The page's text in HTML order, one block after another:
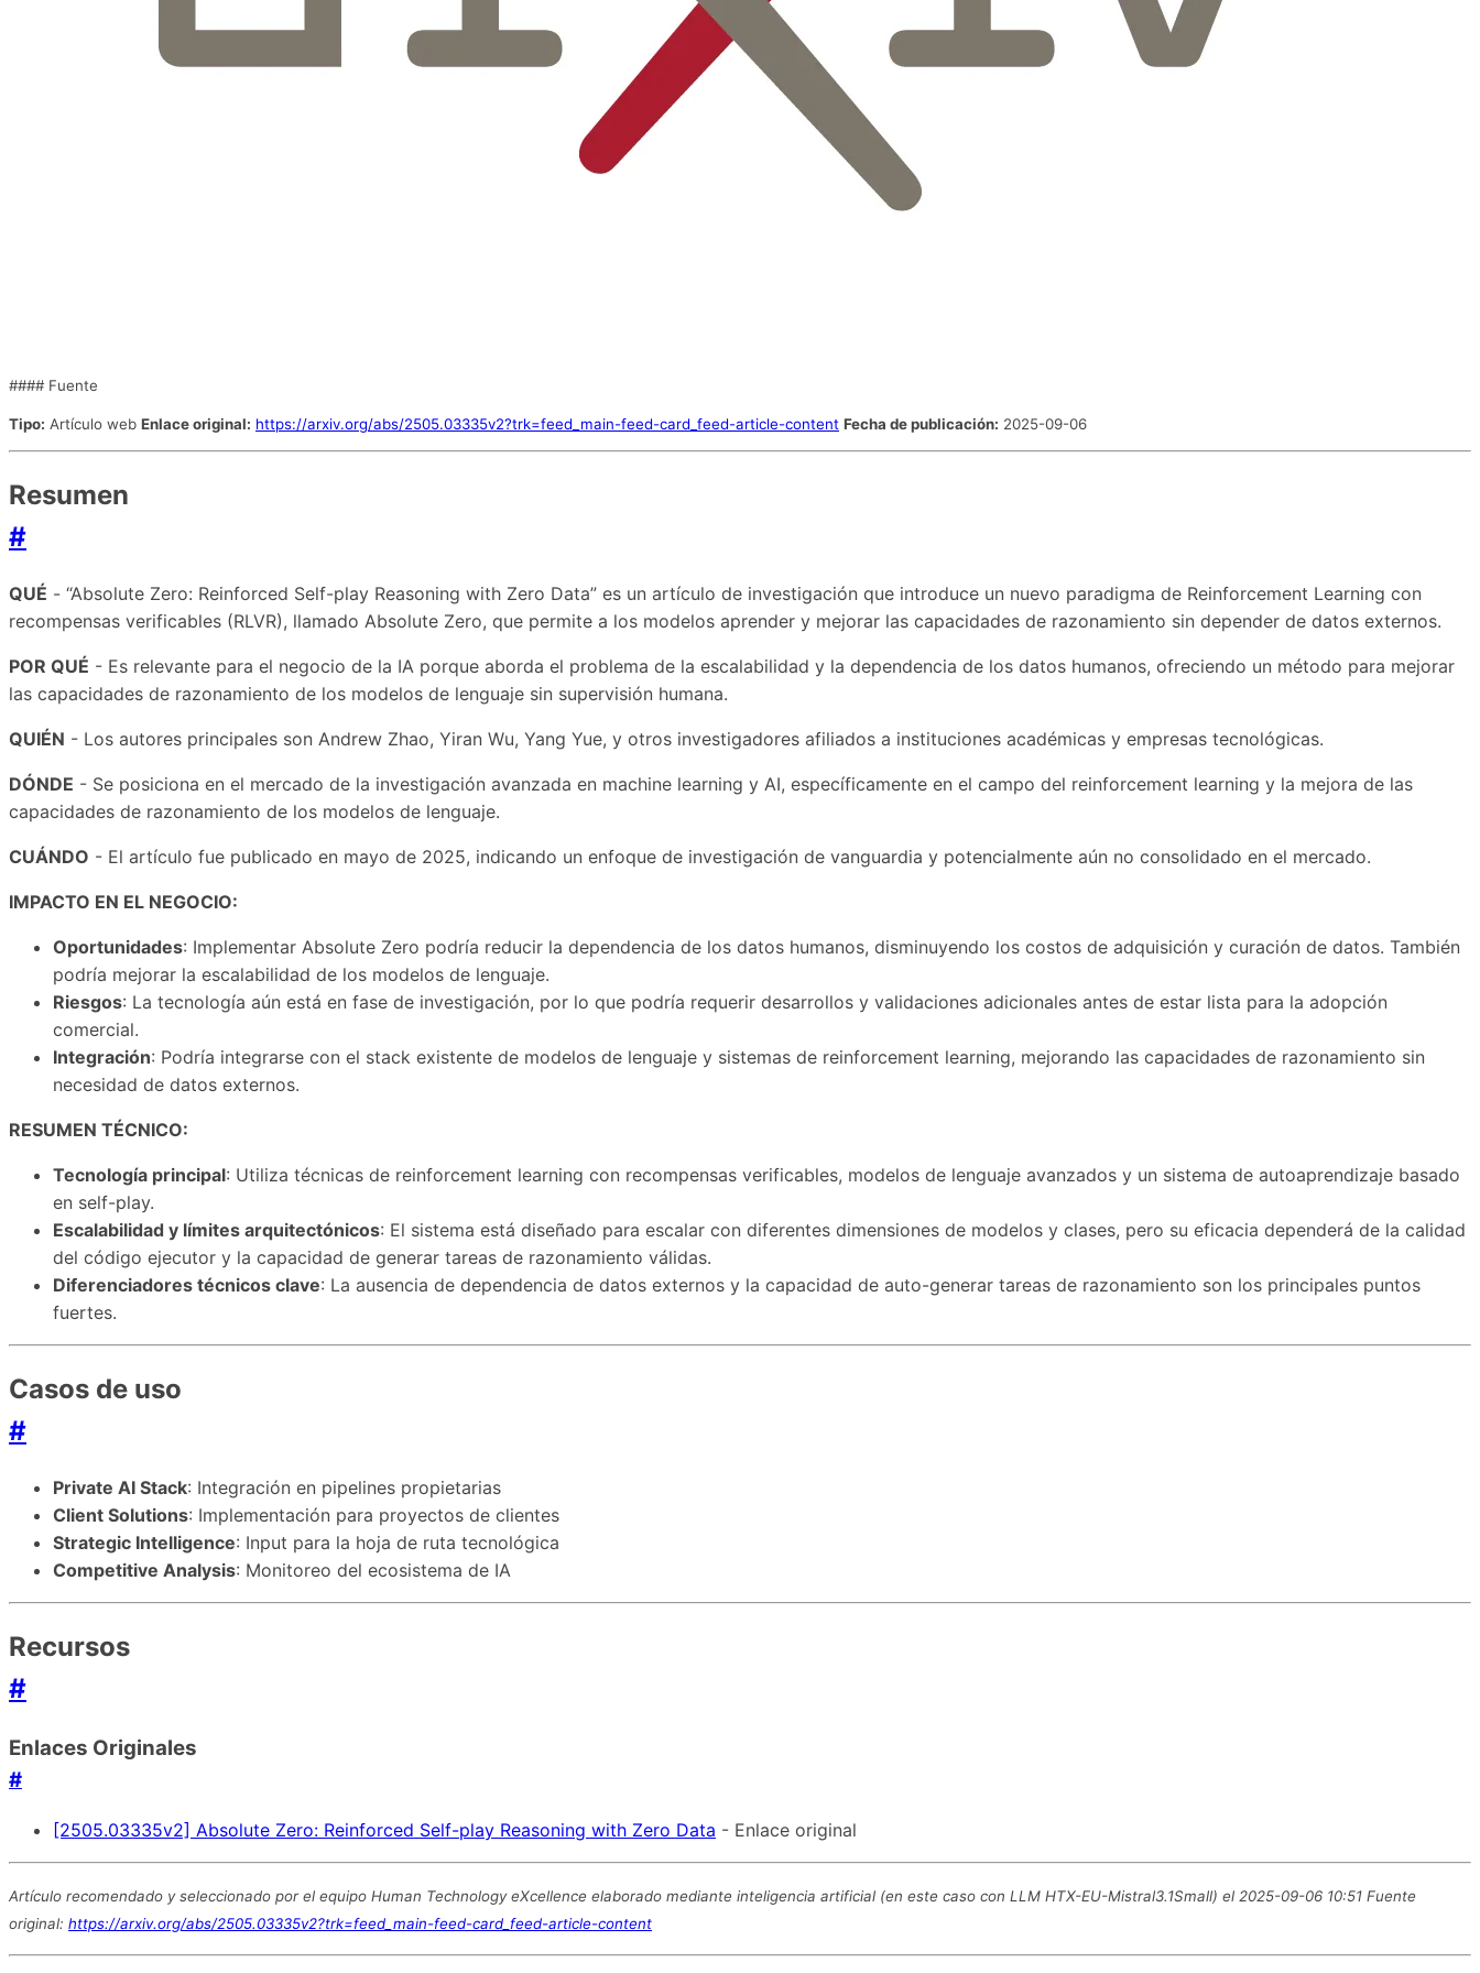
#### Fuente
Tipo: Artículo web Enlace original: https://arxiv.org/abs/2505.03335v2?trk=feed_main-feed-card_feed-article-content Fecha de publicación: 2025-09-06
Resumen
#
QUÉ - “Absolute Zero: Reinforced Self-play Reasoning with Zero Data” es un artículo de investigación que introduce un nuevo paradigma de Reinforcement Learning con
recompensas verificables (RLVR), llamado Absolute Zero, que permite a los modelos aprender y mejorar las capacidades de razonamiento sin depender de datos externos.
POR QUÉ - Es relevante para el negocio de la IA porque aborda el problema de la escalabilidad y la dependencia de los datos humanos, ofreciendo un método para mejorar
las capacidades de razonamiento de los modelos de lenguaje sin supervisión humana.
QUIÉN - Los autores principales son Andrew Zhao, Yiran Wu, Yang Yue, y otros investigadores afiliados a instituciones académicas y empresas tecnológicas.
DÓNDE - Se posiciona en el mercado de la investigación avanzada en machine learning y AI, específicamente en el campo del reinforcement learning y la mejora de las
capacidades de razonamiento de los modelos de lenguaje.
CUÁNDO - El artículo fue publicado en mayo de 2025, indicando un enfoque de investigación de vanguardia y potencialmente aún no consolidado en el mercado.
IMPACTO EN EL NEGOCIO:
Oportunidades: Implementar Absolute Zero podría reducir la dependencia de los datos humanos, disminuyendo los costos de adquisición y curación de datos. También
podría mejorar la escalabilidad de los modelos de lenguaje.
Riesgos: La tecnología aún está en fase de investigación, por lo que podría requerir desarrollos y validaciones adicionales antes de estar lista para la adopción
comercial.
Integración: Podría integrarse con el stack existente de modelos de lenguaje y sistemas de reinforcement learning, mejorando las capacidades de razonamiento sin
necesidad de datos externos.
RESUMEN TÉCNICO:
Tecnología principal: Utiliza técnicas de reinforcement learning con recompensas verificables, modelos de lenguaje avanzados y un sistema de autoaprendizaje basado
en self-play.
Escalabilidad y límites arquitectónicos: El sistema está diseñado para escalar con diferentes dimensiones de modelos y clases, pero su eficacia dependerá de la calidad
del código ejecutor y la capacidad de generar tareas de razonamiento válidas.
Diferenciadores técnicos clave: La ausencia de dependencia de datos externos y la capacidad de auto-generar tareas de razonamiento son los principales puntos
fuertes.
Casos de uso
#
Private AI Stack: Integración en pipelines propietarias
Client Solutions: Implementación para proyectos de clientes
Strategic Intelligence: Input para la hoja de ruta tecnológica
Competitive Analysis: Monitoreo del ecosistema de IA
Recursos
#
Enlaces Originales
#
[2505.03335v2] Absolute Zero: Reinforced Self-play Reasoning with Zero Data - Enlace original
Artículo recomendado y seleccionado por el equipo Human Technology eXcellence elaborado mediante inteligencia artificial (en este caso con LLM HTX-EU-Mistral3.1Small) el 2025-09-06 10:51 Fuente
original: https://arxiv.org/abs/2505.03335v2?trk=feed_main-feed-card_feed-article-content